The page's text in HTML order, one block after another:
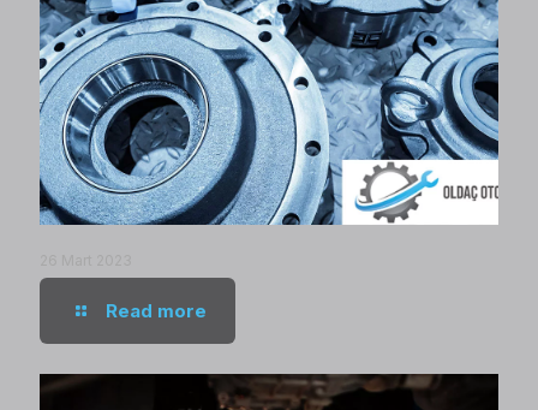
Read more